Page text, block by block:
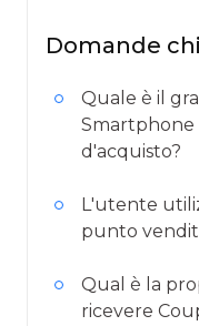
Domande
Quale è il
Smartphone
d'acquisto?
L'utente
punto
Qual è la
ricevere